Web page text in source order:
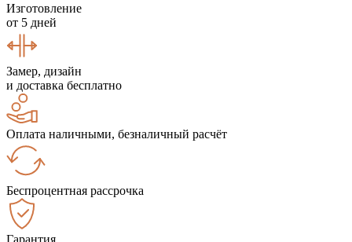
Изготовление
от 5 дней
Замер, дизайн
и доставка бесплатно
Оплата наличными, безналичный расчёт
Беспроцентная рассрочка
Гарантия